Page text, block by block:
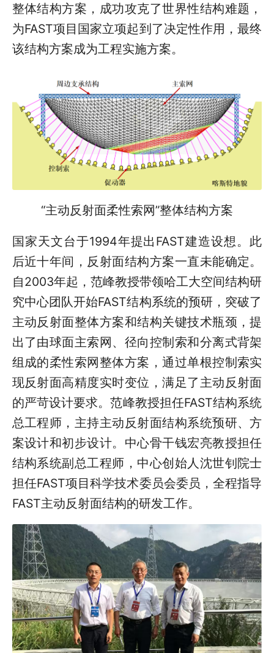
整体结构方案，成功攻克了世界性结构难题，
为FAST项目国家立项起到了决定性作用，最终
该结构方案成为工程实施方案。
“主动反射面柔性索网”整体结构方案
国家天文台于1994年提出FAST建造设想。此
后近十年间，反射面结构方案一直未能确定。
自2003年起，范峰教授带领哈工大空间结构研
究中心团队开始FAST结构系统的预研，突破了
主动反射面整体方案和结构关键技术瓶颈 ，提
出了由球面主索网、径向控制索和分离式背架
组成的柔性索网整体方案，通过单根控制索实
现反射面高精度实时变位，满足了主动反射面
的严苛设计要求。范峰教授担任FAST结构系统
总工程师，主持主动反射面结构系统预研、方
案设计和初步设计。中心骨干钱宏亮教授担任
结构系统副总工程师，中心创始人沈世钊院士
担任FAST项目科学技术委员会委员，全程指导
FAST主动反射面结构的研发工作。